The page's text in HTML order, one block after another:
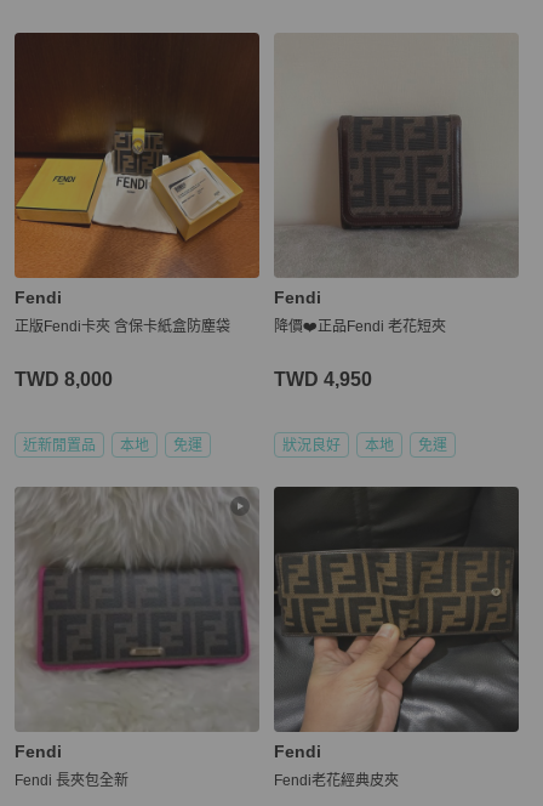
更多相似Fendi女士錢包 / 小皮件推薦精品
Fendi
正版Fendi卡夾 含保卡紙盒防塵袋
TWD 8,000
近新閒置品 本地 免運
Fendi
降價❤️正品Fendi 老花短夾
TWD 4,950
狀況良好 本地 免運
Fendi
Fendi 長夾包全新
Fendi
Fendi老花經典皮夾